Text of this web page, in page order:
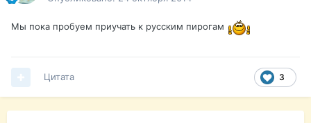
Мы пока пробуем приучать к русским пирогам
3
Цитата